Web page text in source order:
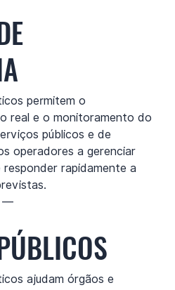
permitem o
real e o monitoramento do
públicos e de
operadores a gerenciar
rapidamente a
—
ajudam órgãos e